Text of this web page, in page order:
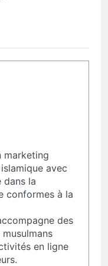
marketing
avec
dans la
conformes à la
des
en ligne